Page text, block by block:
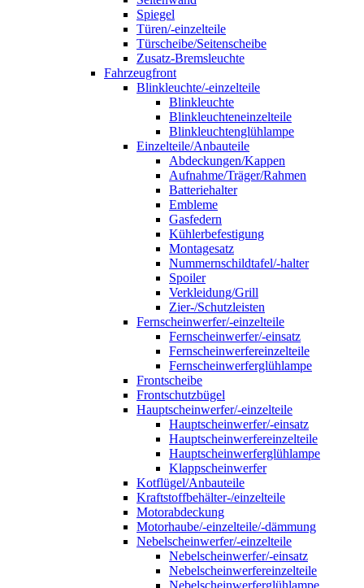
Spiegel
Türen/-einzelteile
Türscheibe/Seitenscheibe
Zusatz-Bremsleuchte
Fahrzeugfront
Blinkleuchte/-einzelteile
Blinkleuchte
Blinkleuchteneinzelteile
Blinkleuchtenglühlampe
Einzelteile/Anbauteile
Abdeckungen/Kappen
Aufnahme/Träger/Rahmen
Batteriehalter
Embleme
Gasfedern
Kühlerbefestigung
Montagesatz
Nummernschildtafel/-halter
Spoiler
Verkleidung/Grill
Zier-/Schutzleisten
Fernscheinwerfer/-einzelteile
Fernscheinwerfer/-einsatz
Fernscheinwerfereinzelteile
Fernscheinwerferglühlampe
Frontscheibe
Frontschutzbügel
Hauptscheinwerfer/-einzelteile
Hauptscheinwerfer/-einsatz
Hauptscheinwerfereinzelteile
Hauptscheinwerferglühlampe
Klappscheinwerfer
Kotflügel/Anbauteile
Kraftstoffbehälter-/einzelteile
Motorabdeckung
Motorhaube/-einzelteile/-dämmung
Nebelscheinwerfer/-einzelteile
Nebelscheinwerfer/-einsatz
Nebelscheinwerfereinzelteile
Nebelscheinwerferglühlampe